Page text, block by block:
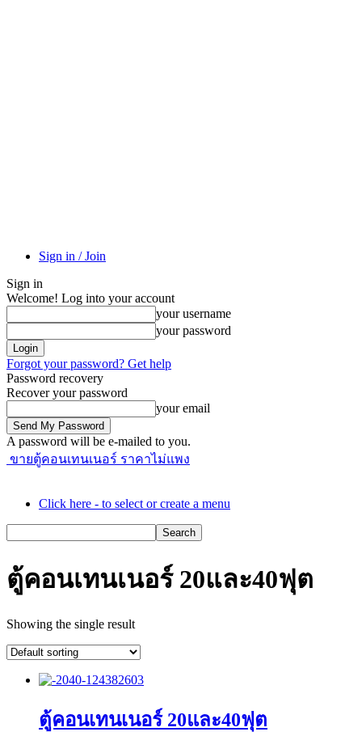
Sign in / Join
Sign in
Welcome! Log into your account
your username
your password
Forgot your password? Get help
Password recovery
Recover your password
your email
A password will be e-mailed to you.
ขายตู้คอนเทนเนอร์ ราคาไม่แพง
Click here - to select or create a menu
ตู้คอนเทนเนอร์ 20และ40ฟุต
Showing the single result
ตู้คอนเทนเนอร์ 20และ40ฟุต